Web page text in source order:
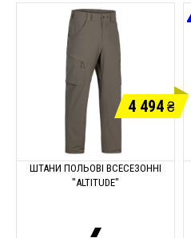
4 494₴
ШТАНИ ПОЛЬОВІ ВСЕСЕЗОННІ
"ALTITUDE"